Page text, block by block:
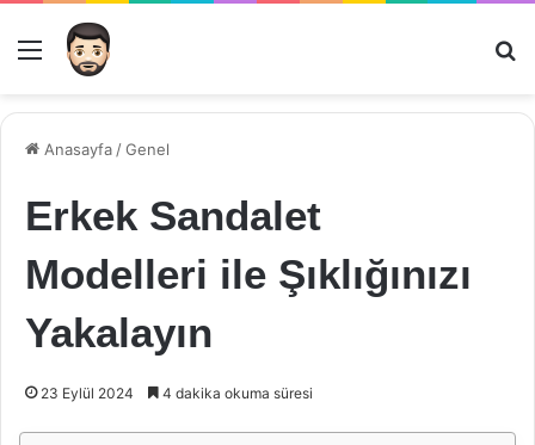
Menü
Anasayfa /Genel
Erkek Sandalet
Modelleri ile Şıklığınızı
Yakalayın
23 Eylül 2024 4 dakika okuma süresi